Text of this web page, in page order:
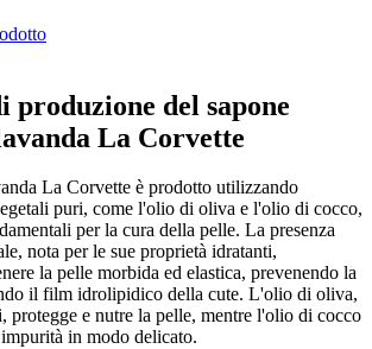
produzione del sapone
La Corvette
La Corvette è prodotto utilizzando
puri, come l'olio di oliva e l'olio di cocco,
per la cura della pelle. La presenza
nota per le sue proprietà idratanti,
la pelle morbida ed elastica, prevenendo la
il film idrolipidico della cute. L'olio di oliva,
protegge e nutre la pelle, mentre l'olio di cocco
in modo delicato.